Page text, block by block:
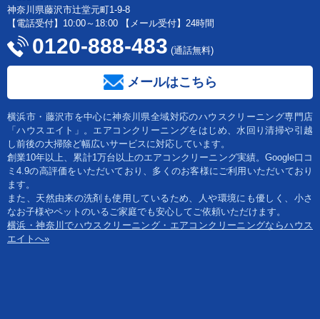
神奈川県藤沢市辻堂元町1-9-8
【電話受付】10:00～18:00 【メール受付】24時間
0120-888-483 (通話無料)
メールはこちら
横浜市・藤沢市を中心に神奈川県全域対応のハウスクリーニング専門店
「ハウスエイト」。エアコンクリーニングをはじめ、水回り清掃や引越
し前後の大掃除ど幅広いサービスに対応しています。
創業10年以上、累計1万台以上のエアコンクリーニング実績。Google口コ
ミ4.9の高評価をいただいており、多くのお客様にご利用いただいており
ます。
また、天然由来の洗剤も使用しているため、人や環境にも優しく、小さ
なお子様やペットのいるご家庭でも安心してご依頼いただけます。
横浜・神奈川でハウスクリーニング・エアコンクリーニングならハウス
エイトへ»